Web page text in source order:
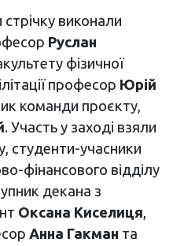
стрічку виконали
Руслан
фізичної
професор Юрій
команди проєкту,
. Участь у заході взяли
студенти-учасники
фінансового відділу
декана з
Оксана Киселиця,
Анна Гакман та